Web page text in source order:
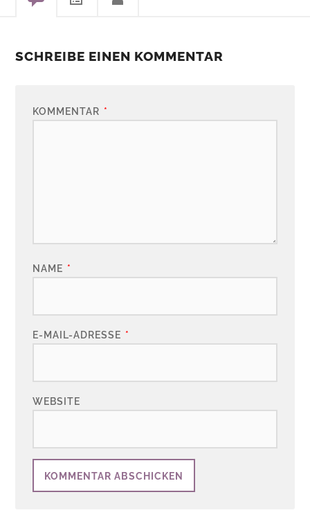
SCHREIBE EINEN KOMMENTAR
KOMMENTAR *
NAME *
E-MAIL-ADRESSE *
WEBSITE